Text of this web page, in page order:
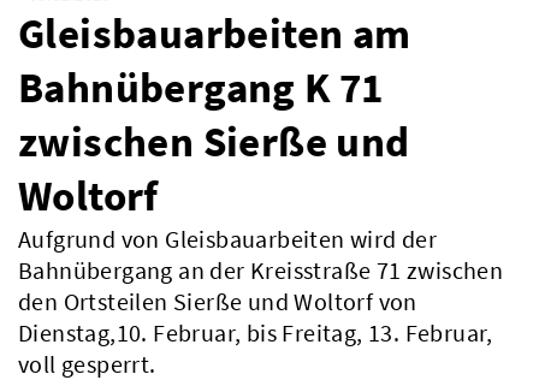
Gleisbauarbeiten am
Bahnübergang K 71
zwischen Sierße und
Woltorf
Aufgrund von Gleisbauarbeiten wird der
Bahnübergang an der Kreisstraße 71 zwischen
den Ortsteilen Sierße und Woltorf von
Dienstag,10. Februar, bis Freitag, 13. Februar,
voll gesperrt.